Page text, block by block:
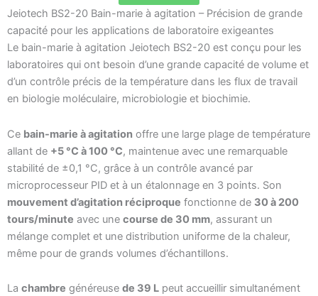
Jeiotech BS2-20 Bain-marie à agitation – Précision de grande
capacité pour les applications de laboratoire exigeantes
Le bain-marie à agitation Jeiotech BS2-20 est conçu pour les
laboratoires qui ont besoin d’une grande capacité de volume et
d’un contrôle précis de la température dans les flux de travail
en biologie moléculaire, microbiologie et biochimie.
Ce bain-marie à agitation offre une large plage de température
allant de +5 °C à 100 °C, maintenue avec une remarquable
stabilité de ±0,1 °C, grâce à un contrôle avancé par
microprocesseur PID et à un étalonnage en 3 points. Son
mouvement d’agitation réciproque fonctionne de 30 à 200
tours/minute avec une course de 30 mm, assurant un
mélange complet et une distribution uniforme de la chaleur,
même pour de grands volumes d’échantillons.
La chambre généreuse de 39 L peut accueillir simultanément